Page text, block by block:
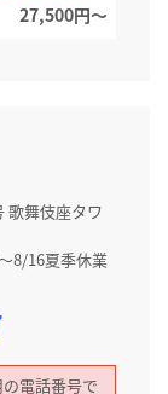
27,500円〜
歌舞伎座タワ
8/16夏季休業
電話番号で